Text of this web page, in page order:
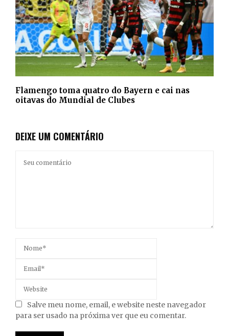
Flamengo toma quatro do Bayern e cai nas
oitavas do Mundial de Clubes
DEIXE UM COMENTÁRIO
Salve meu nome, email, e website neste navegador
para ser usado na próxima ver que eu comentar.